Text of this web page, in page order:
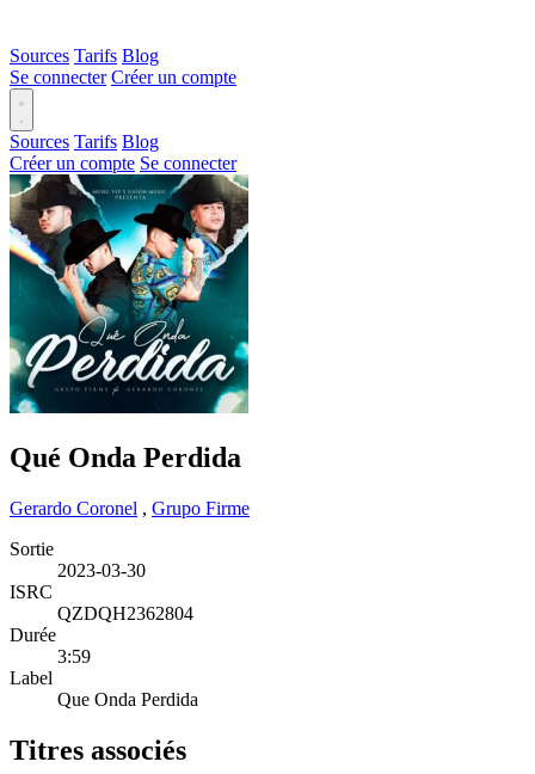
Sources Tarifs Blog
Se connecter Créer un compte
Sources Tarifs Blog
Créer un compte Se connecter
Qué Onda Perdida
Gerardo Coronel , Grupo Firme
Sortie
2023-03-30
ISRC
QZDQH2362804
Durée
3:59
Label
Que Onda Perdida
Titres associés